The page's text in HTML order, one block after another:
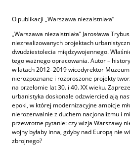
O publikacji „Warszawa niezaistniała”
„Warszawa niezaistniała” Jarosława
niezrealizowanych projektach
dwudziestolecia międzywojennego.
tego ważnego opracowania. Autor –
w latach 2012–2019 wicedyrektor Muzeum
nierozpoznane i rozproszone projekty
na przełomie lat 30. i 40. XX wieku.
urbanistyka doskonale odzwierciedlają
epoki, w której modernizacyjne ambicje
nierozerwalnie z duchem nacjonalizmu i
przewrotne pytanie: czy wizja Warszawy
wojny byłaby inna, gdyby nad Europą nie
zbrojnego?